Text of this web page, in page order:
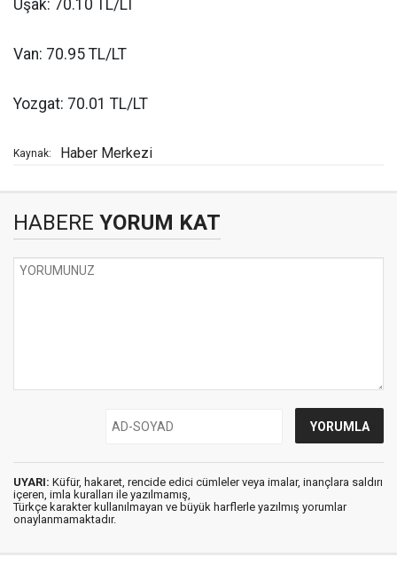
Uşak: 70.10 TL/LT
Van: 70.95 TL/LT
Yozgat: 70.01 TL/LT
Kaynak: Haber Merkezi
HABERE YORUM KAT
UYARI: Küfür, hakaret, rencide edici cümleler veya imalar, inançlara saldırı
içeren, imla kuralları ile yazılmamış,
Türkçe karakter kullanılmayan ve büyük harflerle yazılmış yorumlar
onaylanmamaktadır.